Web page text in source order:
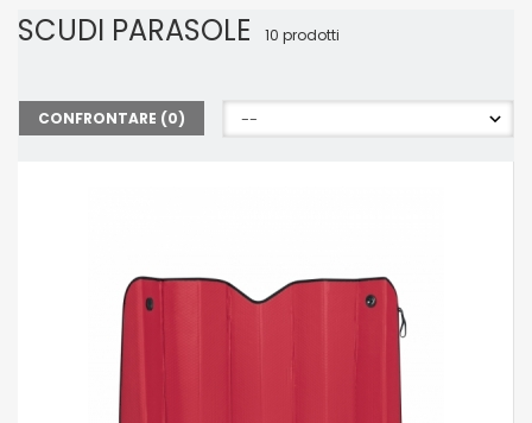
SCUDI PARASOLE 10 prodotti
CONFRONTARE (0)